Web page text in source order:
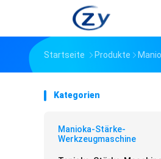
Startseite Produkte
Kategorien
Manioka-Stärke-
Werkzeugmaschine